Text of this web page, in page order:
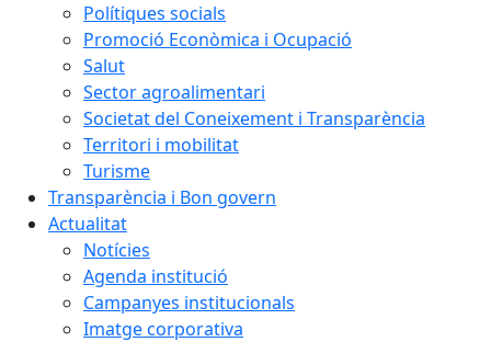
Polítiques socials
Promoció Econòmica i Ocupació
Salut
Sector agroalimentari
Societat del Coneixement i Transparència
Territori i mobilitat
Turisme
Transparència i Bon govern
Actualitat
Notícies
Agenda institució
Campanyes institucionals
Imatge corporativa